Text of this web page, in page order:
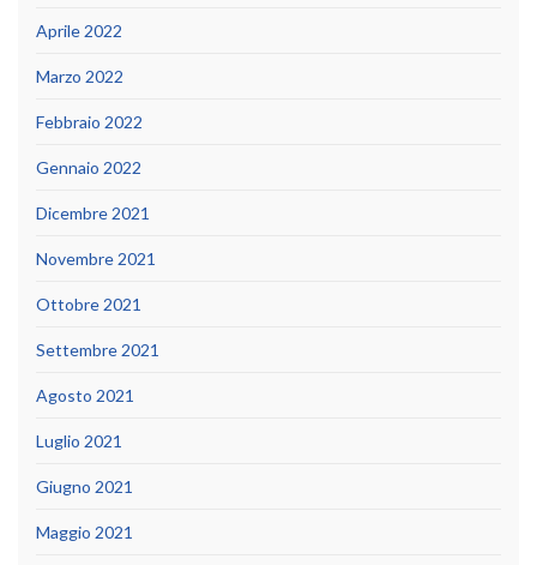
Aprile 2022
Marzo 2022
Febbraio 2022
Gennaio 2022
Dicembre 2021
Novembre 2021
Ottobre 2021
Settembre 2021
Agosto 2021
Luglio 2021
Giugno 2021
Maggio 2021